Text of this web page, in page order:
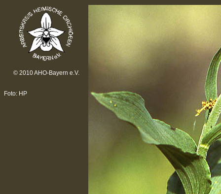
© 2010 AHO-Bayern e.V.
Foto: HP